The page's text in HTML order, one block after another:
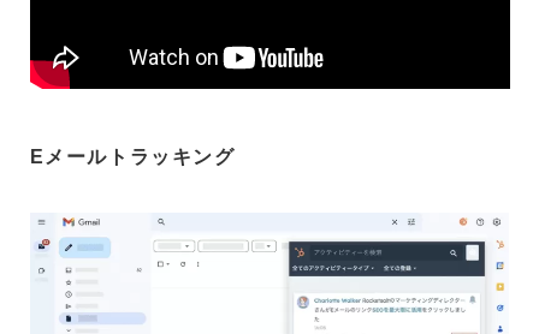
Eメールトラッキング